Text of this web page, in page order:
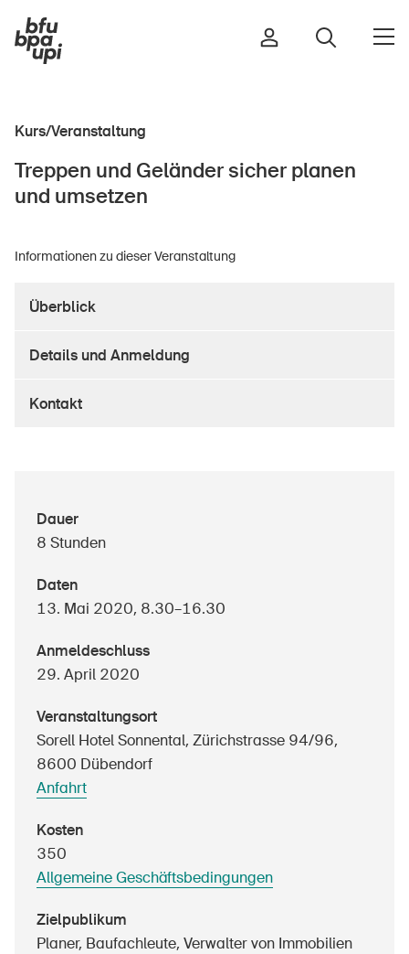
Sport & Bewegung
Im Alter
Im Unternehmen
Medien
Sinus Plus
Bestellen & herunterladen
Kurse & Veranstaltungen
Sichere Produkte
Rechtsfragen & Gerichtsentscheide
Kurs/Veranstaltung
Treppen und Geländer sicher planen
und umsetzen
Informationen zu dieser Veranstaltung
Überblick
Details und Anmeldung
Kontakt
Dauer
8 Stunden
Daten
13. Mai 2020, 8.30–16.30
Anmeldeschluss
29. April 2020
Veranstaltungsort
Sorell Hotel Sonnental, Zürichstrasse 94/96,
8600 Dübendorf
Anfahrt
Kosten
350
Allgemeine Geschäftsbedingungen
Zielpublikum
Planer, Baufachleute, Verwalter von Immobilien